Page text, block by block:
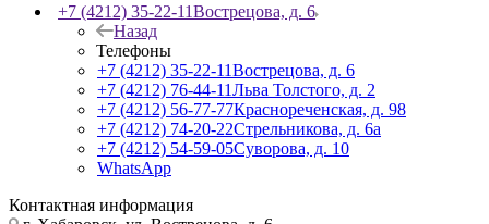
+7 (4212) 35-22-11Вострецова, д. 6
Назад
Телефоны
+7 (4212) 35-22-11Вострецова, д. 6
+7 (4212) 76-44-11Льва Толстого, д. 2
+7 (4212) 56-77-77Краснореченская, д. 98
+7 (4212) 74-20-22Стрельникова, д. 6а
+7 (4212) 54-59-05Суворова, д. 10
WhatsApp
Контактная информация